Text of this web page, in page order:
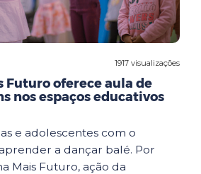
1917 visualizações
Futuro oferece aula de
nos espaços educativos
e adolescentes com o
a dançar balé. Por
Mais Futuro, ação da